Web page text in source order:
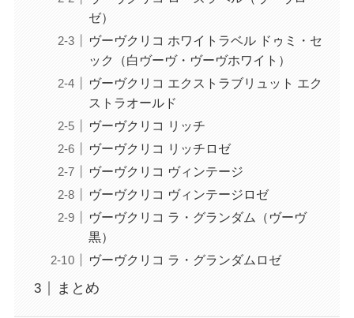
ゼ）
ヴーヴクリコ ホワイトラベル ドゥミ・セ
ック（白ヴーヴ・ヴーヴホワイト）
ヴーヴクリコ エクストラブリュット エク
ストラオールド
ヴーヴクリコ リッチ
ヴーヴクリコ リッチロゼ
ヴーヴクリコ ヴィンテージ
ヴーヴクリコ ヴィンテージロゼ
ヴーヴクリコ ラ・グランダム（ヴーヴ
黒）
ヴーヴクリコ ラ・グランダムロゼ
まとめ